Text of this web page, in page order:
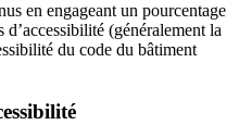
en engageant un pourcentage
d’accessibilité (généralement la
du code du bâtiment